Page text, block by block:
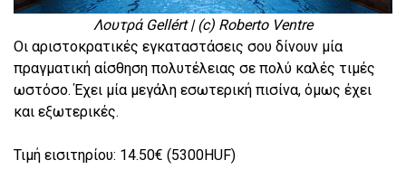
Λουτρά Gellért | (c) Roberto Ventre
Οι αριστοκρατικές εγκαταστάσεις σου δίνουν μία
πραγματική αίσθηση πολυτέλειας σε πολύ καλές τιμές
ωστόσο. Έχει μία μεγάλη εσωτερική πισίνα, όμως έχει
και εξωτερικές.
Τιμή εισιτηρίου: 14.50€ (5300HUF)